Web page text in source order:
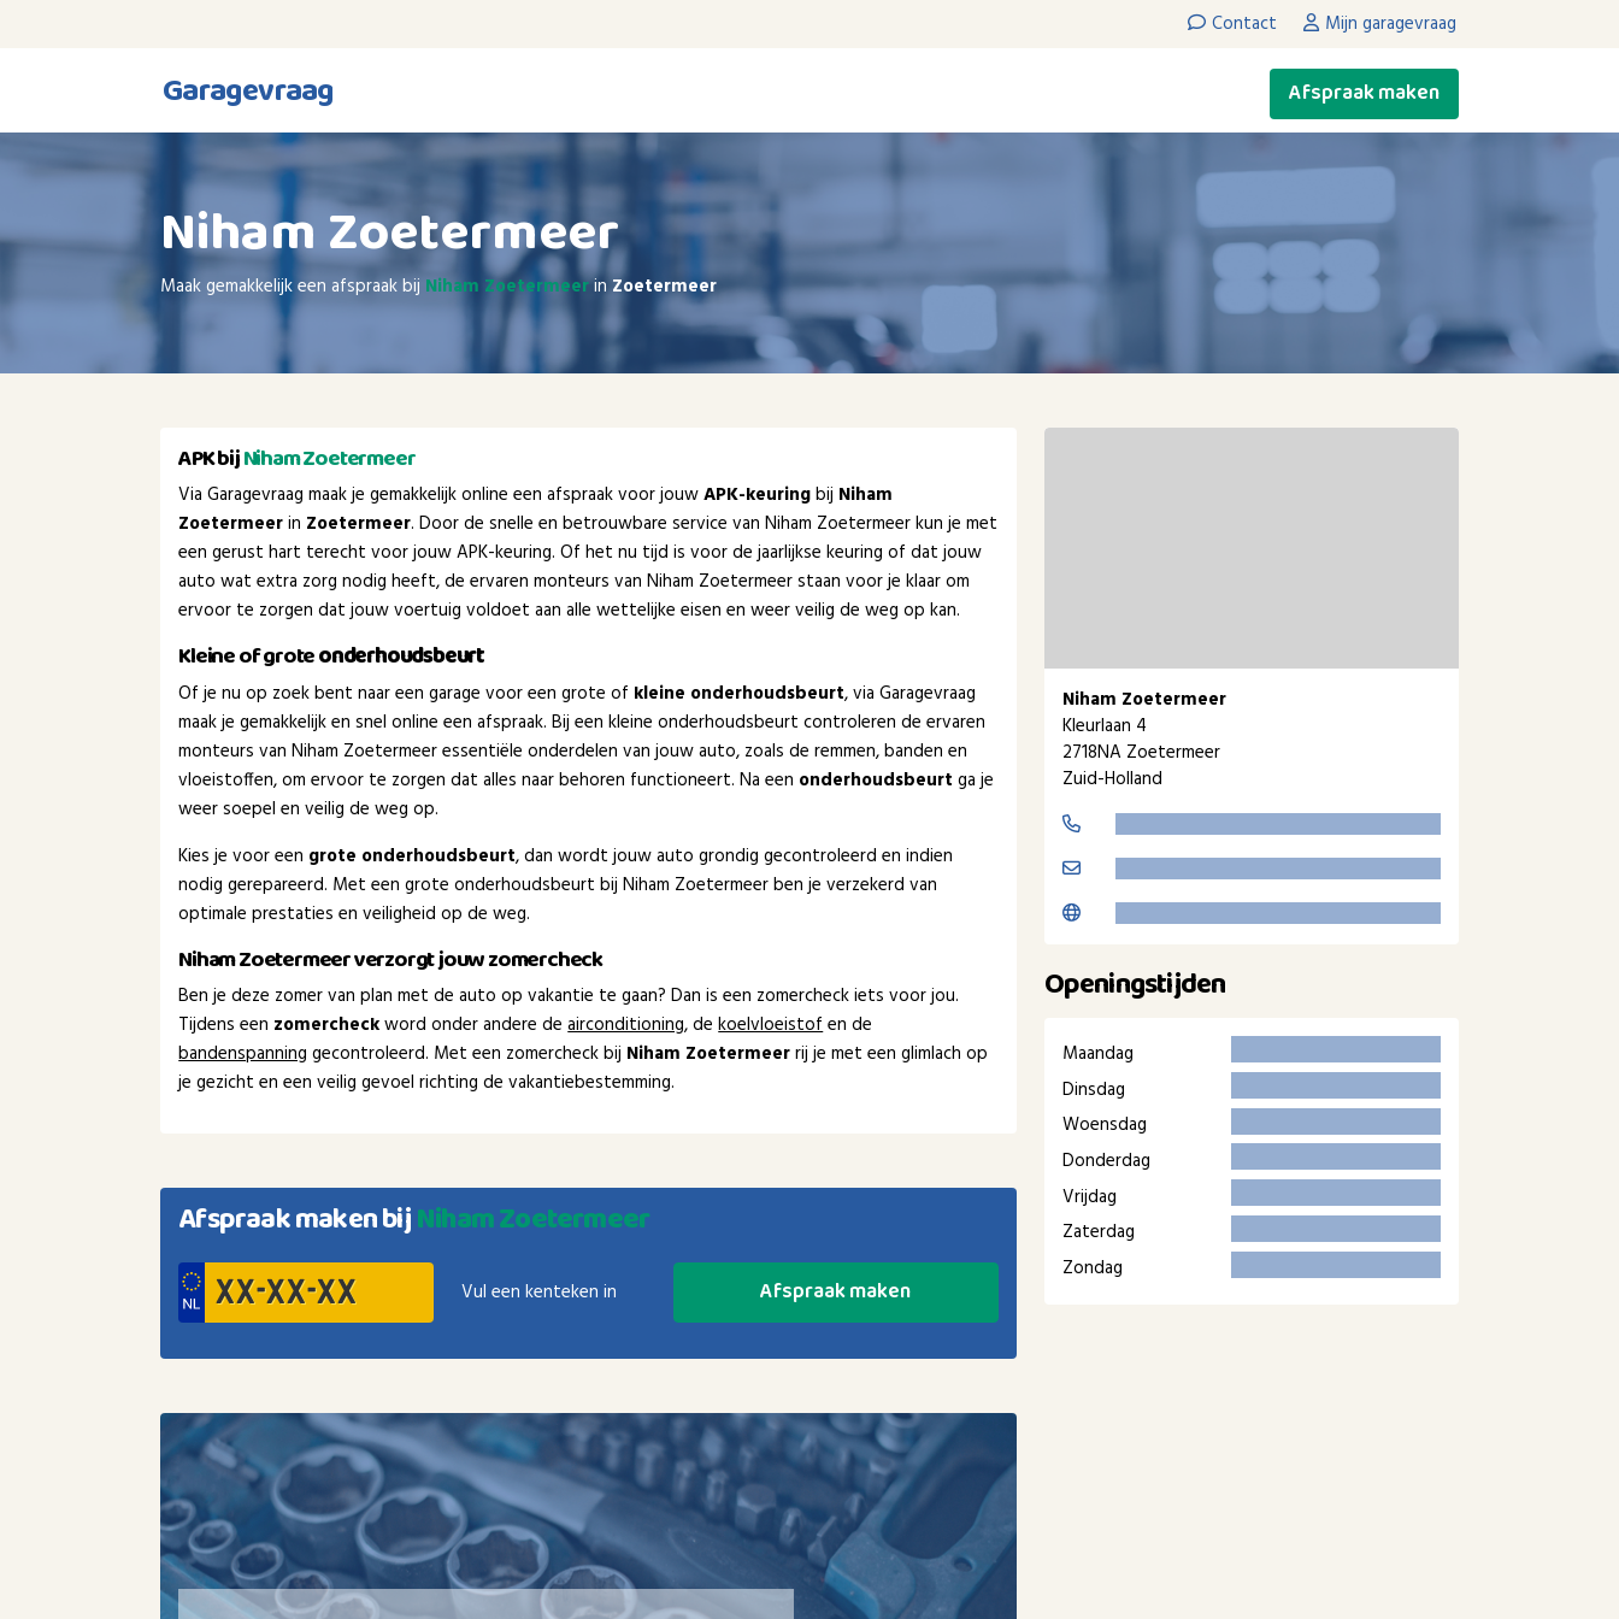
Contact Mijn garagevraag
Garagevraag Afspraak maken
Niham Zoetermeer
Maak gemakkelijk een afspraak bij Niham Zoetermeerin Zoetermeer
APK bijNiham Zoetermeer
Via Garagevraag maak je gemakkelijk online een afspraak voor jouwAPK-keuringbij Niham
Zoetermeerin Zoetermeer. Door de snelle en betrouwbare service van Niham Zoetermeer kun je met
een gerust hart terecht voor jouw APK-keuring. Of het nu tijd is voor de jaarlijkse keuring of dat jouw
auto wat extra zorg nodig heeft, de ervaren monteurs van Niham Zoetermeer staan voor je klaar om
ervoor te zorgen dat jouw voertuig voldoet aan alle wettelijke eisen en weer veilig de weg op kan.
Kleine of groteonderhoudsbeurt
Of je nu op zoek bent naar een garage voor een grote of kleine onderhoudsbeurt, via Garagevraag
maak je gemakkelijk en snel online een afspraak. Bij een kleine onderhoudsbeurt controleren de ervaren
monteurs van Niham Zoetermeer essentiële onderdelen van jouw auto, zoals de remmen, banden en
vloeistoffen, om ervoor te zorgen dat alles naar behoren functioneert. Na een onderhoudsbeurt ga je
weer soepel en veilig de weg op.
Kies je voor een grote onderhoudsbeurt, dan wordt jouw auto grondig gecontroleerd en indien
nodig gerepareerd. Met een grote onderhoudsbeurt bij Niham Zoetermeer ben je verzekerd van
optimale prestaties en veiligheid op de weg.
Niham Zoetermeer verzorgt jouw zomercheck
Ben je deze zomer van plan met de auto op vakantie te gaan? Dan is een zomercheck iets voor jou.
Tijdens een zomercheckword onder andere deairconditioning, dekoelvloeistofen de
bandenspanning gecontroleerd. Met een zomercheck bij Niham Zoetermeerrij je met een glimlach op
je gezicht en een veilig gevoel richting de vakantiebestemming.
Afspraak maken bijNiham Zoetermeer
Vul een kenteken in Afspraak maken
Niham Zoetermeer
Kleurlaan 4
2718NA Zoetermeer
Zuid-Holland
Openingstijden
Maandag
Dinsdag
Woensdag
Donderdag
Vrijdag
Zaterdag
Zondag